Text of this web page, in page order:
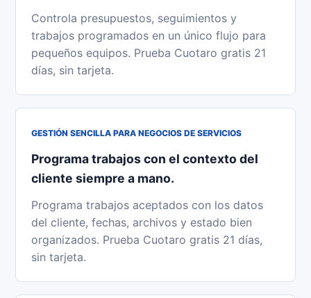
Controla presupuestos, seguimientos y
trabajos programados en un único flujo para
pequeños equipos. Prueba Cuotaro gratis 21
días, sin tarjeta.
GESTIÓN SENCILLA PARA NEGOCIOS DE SERVICIOS
Programa trabajos con el contexto del
cliente siempre a mano.
Programa trabajos aceptados con los datos
del cliente, fechas, archivos y estado bien
organizados. Prueba Cuotaro gratis 21 días,
sin tarjeta.